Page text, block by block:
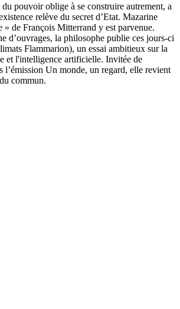
pouvoir oblige à se construire autrement, a
relève du secret d’Etat. Mazarine
» de François Mitterrand y est parvenue.
d’ouvrages, la philosophe publie ces jours-ci
Flammarion), un essai ambitieux sur la
et l'intelligence artificielle. Invitée de
l’émission Un monde, un regard, elle revient
commun.